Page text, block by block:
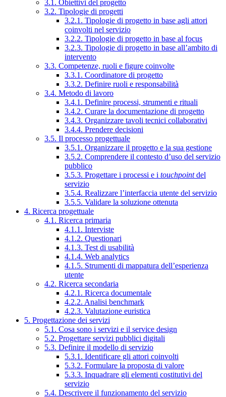
3.1. Obiettivi del progetto
3.2. Tipologie di progetti
3.2.1. Tipologie di progetto in base agli attori
coinvolti nel servizio
3.2.2. Tipologie di progetto in base al focus
3.2.3. Tipologie di progetto in base all’ambito di
intervento
3.3. Competenze, ruoli e figure coinvolte
3.3.1. Coordinatore di progetto
3.3.2. Definire ruoli e responsabilità
3.4. Metodo di lavoro
3.4.1. Definire processi, strumenti e rituali
3.4.2. Curare la documentazione di progetto
3.4.3. Organizzare tavoli tecnici collaborativi
3.4.4. Prendere decisioni
3.5. Il processo progettuale
3.5.1. Organizzare il progetto e la sua gestione
3.5.2. Comprendere il contesto d’uso del servizio
pubblico
3.5.3. Progettare i processi e i touchpointdel
servizio
3.5.4. Realizzare l’interfaccia utente del servizio
3.5.5. Validare la soluzione ottenuta
4. Ricerca progettuale
4.1. Ricerca primaria
4.1.1. Interviste
4.1.2. Questionari
4.1.3. Test di usabilità
4.1.4. Web analytics
4.1.5. Strumenti di mappatura dell’esperienza
utente
4.2. Ricerca secondaria
4.2.1. Ricerca documentale
4.2.2. Analisi benchmark
4.2.3. Valutazione euristica
5. Progettazione dei servizi
5.1. Cosa sono i servizi e il service design
5.2. Progettare servizi pubblici digitali
5.3. Definire il modello di servizio
5.3.1. Identificare gli attori coinvolti
5.3.2. Formulare la proposta di valore
5.3.3. Inquadrare gli elementi costitutivi del
servizio
5.4. Descrivere il funzionamento del servizio